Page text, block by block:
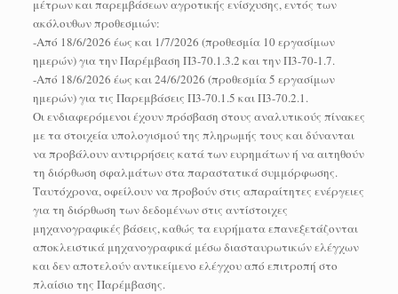
μέτρων και παρεμβάσεων αγροτικής ενίσχυσης, εντός των
ακόλουθων προθεσμιών:
-Από 18/6/2026 έως και 1/7/2026 (προθεσμία 10 εργασίμων
ημερών) για την Παρέμβαση Π3-70.1.3.2 και την Π3-70-1.7.
-Από 18/6/2026 έως και 24/6/2026 (προθεσμία 5 εργασίμων
ημερών) για τις Παρεμβάσεις Π3-70.1.5 και Π3-70.2.1.
Οι ενδιαφερόμενοι έχουν πρόσβαση στους αναλυτικούς πίνακες
με τα στοιχεία υπολογισμού της πληρωμής τους και δύνανται
να προβάλουν αντιρρήσεις κατά των ευρημάτων ή να αιτηθούν
τη διόρθωση σφαλμάτων στα παραστατικά συμμόρφωσης.
Ταυτόχρονα, οφείλουν να προβούν στις απαραίτητες ενέργειες
για τη διόρθωση των δεδομένων στις αντίστοιχες
μηχανογραφικές βάσεις, καθώς τα ευρήματα επανεξετάζονται
αποκλειστικά μηχανογραφικά μέσω διασταυρωτικών ελέγχων
και δεν αποτελούν αντικείμενο ελέγχου από επιτροπή στο
πλαίσιο της Παρέμβασης.